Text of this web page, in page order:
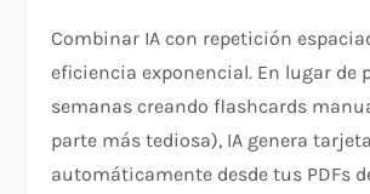
Combinar IA con repetición
eficiencia exponencial. En lugar de
semanas creando flashcards
parte más tediosa), IA genera
automáticamente desde tus PDFs